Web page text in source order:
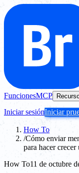
FuncionesMCP
Iniciar sesiónIniciar
How To
/Cómo enviar
para hacer
How To11 de octubre